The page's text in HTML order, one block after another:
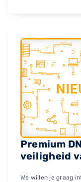
Premium
veiligheid
We willen je graag